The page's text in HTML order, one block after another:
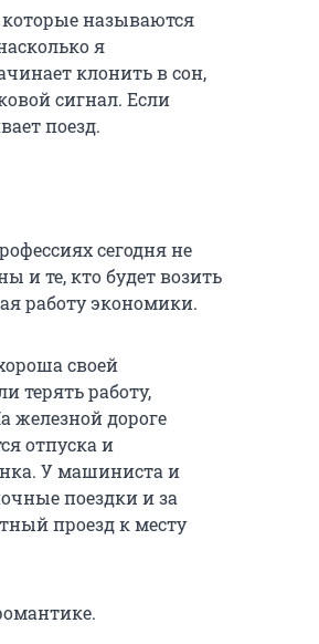
называются
я
клонить в сон,
сигнал. Если
поезд.
сегодня не
и те, кто будет возить
работу экономики.
своей
терять работу,
железной дороге
отпуска и
У машиниста и
поездки и за
проезд к месту